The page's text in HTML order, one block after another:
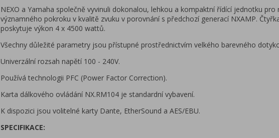
NEXO a Yamaha společně vyvinuli dokonalou, lehkou a kompaktní řídící jednotku
významného pokroku v kvalitě zvuku v porovnání s předchozí generací NXAMP.
poskytuje výkon 4 x 4500 wattů.
Všechny důležité parametry jsou přístupné prostřednictvím velkého barevného
Univerzální rozsah napětí 100 - 240V.
Používá technologii PFC (Power Factor Correction).
Karta dálkového ovládání NX.RM104 je standardní vybavení.
K dispozici jsou volitelné karty Dante, EtherSound a AES/EBU.
SPECIFIKACE: